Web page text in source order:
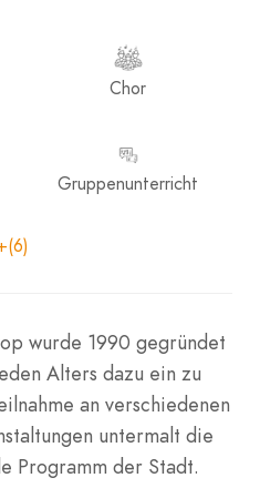
Chor
Gruppenunterricht
wurde 1990 gegründet
Alters dazu ein zu
an verschiedenen
untermalt die
Programm der Stadt.